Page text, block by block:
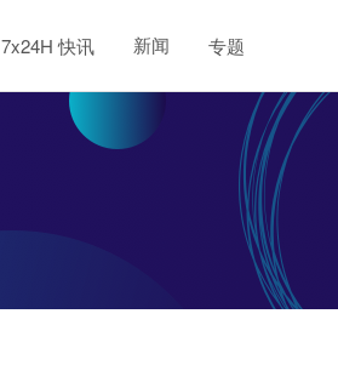
7x24H 快讯 新闻 专题